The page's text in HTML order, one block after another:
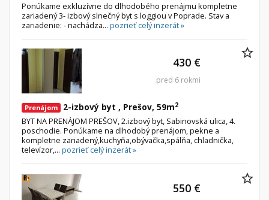
searchHľadaj
Ponúkame exkluzívne do dlhodobého prenájmu kompletne
zariadený 3- izbový slnečný byt s loggiou v Poprade. Stav a
zariadenie: - nachádza... pozrieť celý inzerát »
Prenájom 2-izbový byt , Prešov, 59m2
BYT NA PRENÁJOM PREŠOV, 2.izbový byt, Sabinovská ulica, 4.
poschodie. Ponúkame na dlhodobý prenájom, pekne a
kompletne zariadený,kuchyňa,obývačka,spálňa, chladnička,
televízor,... pozrieť celý inzerát »
430 €
pred 6 rokmi
550 €